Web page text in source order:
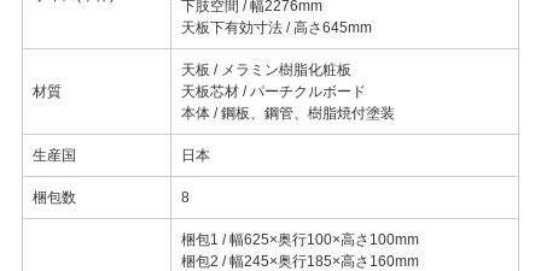
下肢空間 / 幅2276mm
天板下有効寸法 / 高さ645mm
材質
天板 / メラミン樹脂化粧板
天板芯材 / パーチクルボード
本体 / 鋼板、鋼管、樹脂焼付塗装
生産国 日本
梱包数 8
梱包1 / 幅625×奥行100×高さ100mm
梱包2 / 幅245×奥行185×高さ160mm